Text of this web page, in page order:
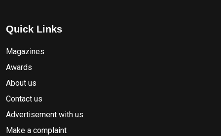
Quick Links
Magazines
Awards
About us
Contact us
Advertisement with us
Make a complaint